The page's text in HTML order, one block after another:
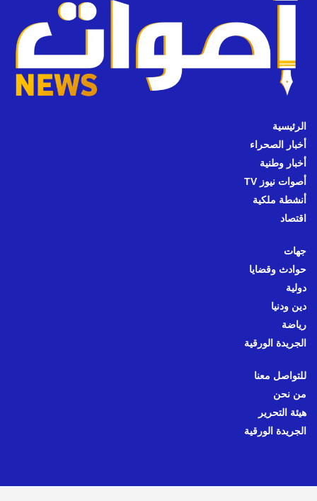
الرئيسية
أخبار الصحراء
أخبار وطنية
أصوات نيوز TV
أنشطة ملكية
اقتصاد
جهات
حوادث وقضايا
دولية
دين ودنيا
رياضة
الجريدة الورقية
للتواصل معنا
من نحن
هيئة التحرير
الجريدة الورقية